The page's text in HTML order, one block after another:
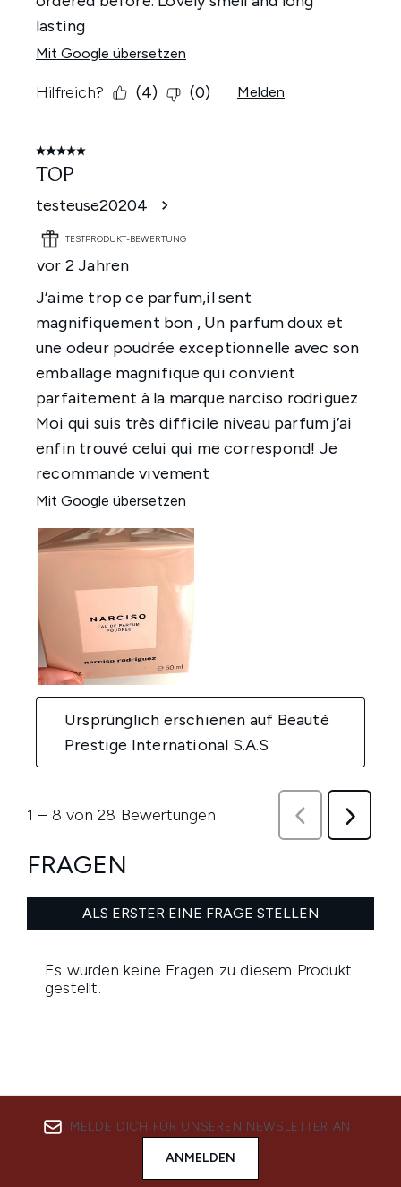
MELDE DICH FÜR UNSEREN NEWSLETTER AN
ANMELDEN